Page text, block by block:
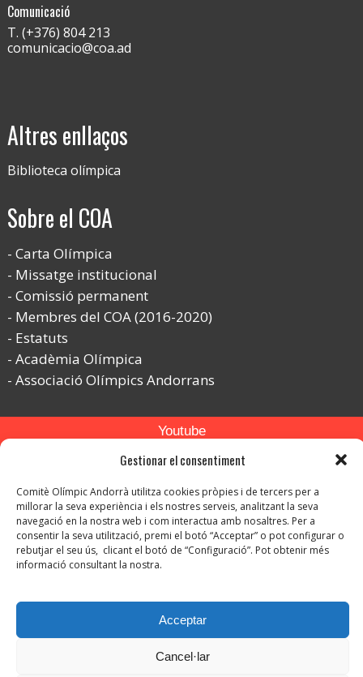
Gestionar el consentiment
Comitè Olímpic Andorrà utilitza cookies pròpies i de tercers per a
millorar la seva experiència i els nostres serveis, analitzant la seva
navegació en la nostra web i com interactua amb nosaltres. Per a
consentir la seva utilització, premi el botó “Acceptar” o pot configurar o
rebutjar el seu ús, clicant el botó de “Configuració”. Pot obtenir més
informació consultant la nostra.
Acceptar
Cancel·lar
Comunicació
T. (+376) 804 213
comunicacio@coa.ad
Altres enllaços
Biblioteca olímpica
Sobre el COA
Carta Olímpica
Missatge institucional
Comissió permanent
Membres del COA (2016-2020)
Estatuts
Acadèmia Olímpica
Associació Olímpics Andorrans
Youtube
Flickr
Instagram
© Copyright 2026. Tots els drets reservats.
Avís legal-
-
Política de protecció de dades